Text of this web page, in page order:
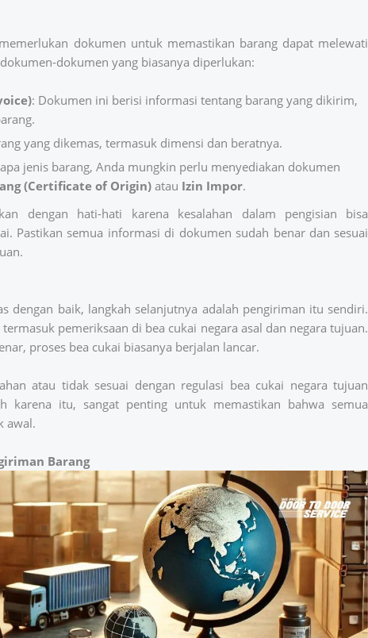
dokumen untuk memastikan barang dapat melewati
dokumen yang biasanya diperlukan:
: Dokumen ini berisi informasi tentang barang yang dikirim,
yang dikemas, termasuk dimensi dan beratnya.
jenis barang, Anda mungkin perlu menyediakan dokumen
(Certificate of Origin) atau Izin Impor.
dengan hati-hati karena kesalahan dalam pengisian bisa
Pastikan semua informasi di dokumen sudah benar dan sesuai
dengan baik, langkah selanjutnya adalah pengiriman itu sendiri.
pemeriksaan di bea cukai negara asal dan negara tujuan.
proses bea cukai biasanya berjalan lancar.
atau tidak sesuai dengan regulasi bea cukai negara tujuan
karena itu, sangat penting untuk memastikan bahwa semua
awal.
Barang